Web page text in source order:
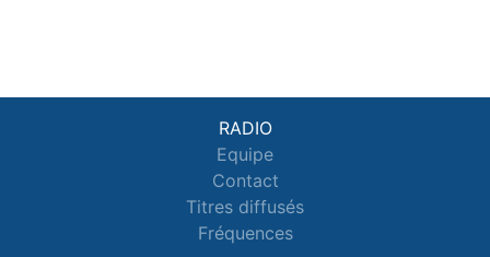
RADIO
Equipe
Contact
Titres diffusés
Fréquences